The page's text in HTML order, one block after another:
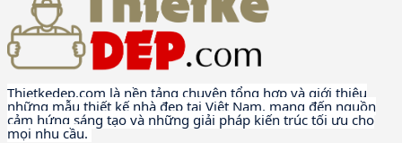
Thietkedep.com là nền tảng chuyên tổng hợp và giới thiệu
những mẫu thiết kế nhà đẹp tại Việt Nam, mang đến nguồn
cảm hứng sáng tạo và những giải pháp kiến trúc tối ưu cho
mọi nhu cầu.